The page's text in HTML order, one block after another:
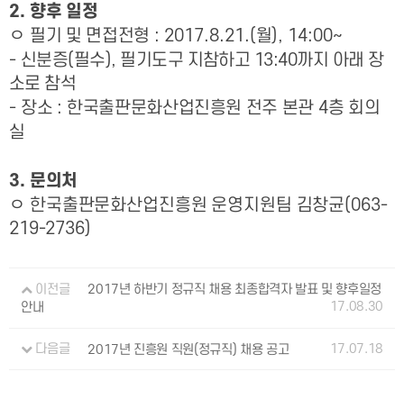
2. 향후 일정
ㅇ 필기 및 면접전형 : 2017.8.21.(월), 14:00~
- 신분증(필수), 필기도구 지참하고 13:40까지 아래 장
소로 참석
- 장소 : 한국출판문화산업진흥원 전주 본관 4층 회의
실
3. 문의처
ㅇ 한국출판문화산업진흥원 운영지원팀 김창균(063-
219-2736)
이전글
2017년 하반기 정규직 채용 최종합격자 발표 및 향후일정
안내
17.08.30
다음글 2017년 진흥원 직원(정규직) 채용 공고 17.07.18